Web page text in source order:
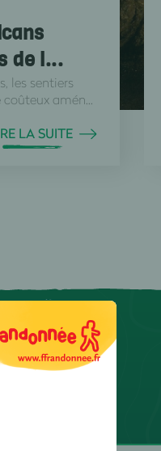
de l...
les sentiers
amén...
LA SUITE